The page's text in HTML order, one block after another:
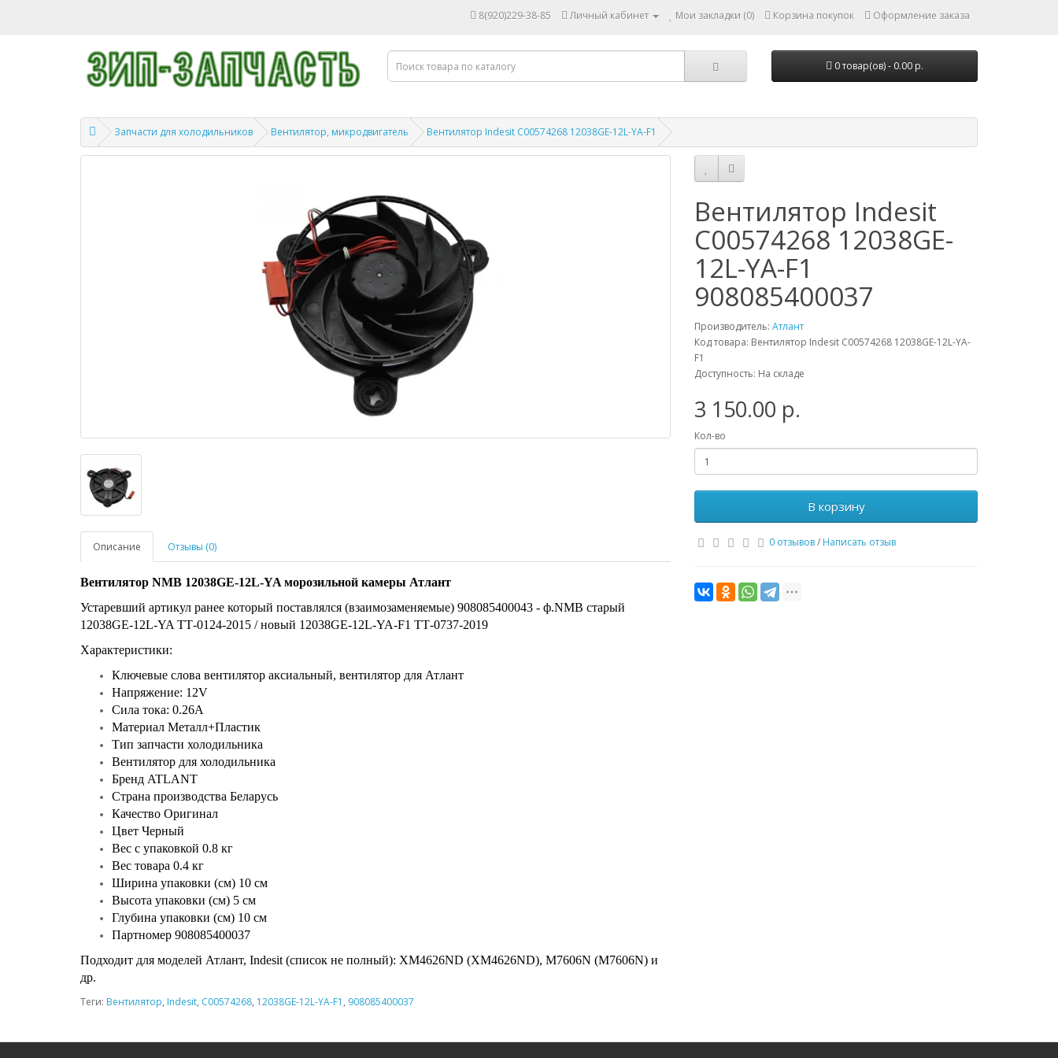
8(920)229-38-85 Личный кабинет Мои закладки (0) Корзина покупок Оформление заказа
0 товар(ов) - 0.00 р.
Запчасти для холодильников Вентилятор, микродвигатель Вентилятор Indesit C00574268 12038GE-12L-YA-F1
Описание Отзывы (0)
Вентилятор NMB 12038GE-12L-YA морозильной камеры Атлант
Устаревший артикул ранее который поставлялся (взаимозаменяемые) 908085400043 - ф.NMB старый
12038GE-12L-YA ТТ-0124-2015 / новый 12038GE-12L-YA-F1 ТТ-0737-2019
Характеристики:
Ключевые слова вентилятор аксиальный, вентилятор для Атлант
Напряжение: 12V
Сила тока: 0.26A
Материал Металл+Пластик
Тип запчасти холодильника
Вентилятор для холодильника
Бренд ATLANT
Страна производства Беларусь
Качество Оригинал
Цвет Черный
Вес с упаковкой 0.8 кг
Вес товара 0.4 кг
Ширина упаковки (см) 10 см
Высота упаковки (см) 5 см
Глубина упаковки (см) 10 см
Партномер 908085400037
​Подходит для моделей Атлант, Indesit (список не полный): ХМ4626ND (XM4626ND), M7606N (М7606N) и
др.
Вентилятор Indesit
C00574268 12038GE-
12L-YA-F1
908085400037
Производитель: Атлант
Код товара: Вентилятор Indesit C00574268 12038GE-12L-YA-
F1
Доступность: На складе
3 150.00 р.
Кол-во
В корзину
0 отзывов/ Написать отзыв
Теги: Вентилятор, Indesit, C00574268, 12038GE-12L-YA-F1 , 908085400037